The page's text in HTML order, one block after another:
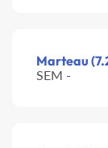
Marteau
SEM -